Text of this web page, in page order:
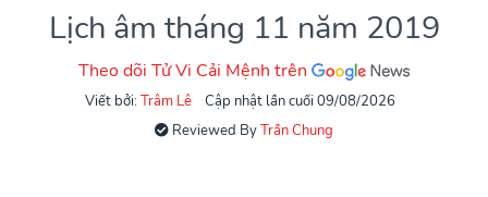
Lịch âm tháng 11 năm 2019
Theo dõi Tử Vi Cải Mệnh trên
Viết bởi: Trâm Lê
Cập nhật lần cuối 09/08/2026
Reviewed ByTrần Chung